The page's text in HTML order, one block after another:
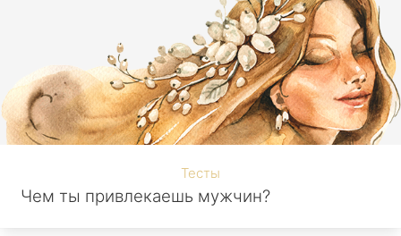
Тесты
Чем ты привлекаешь мужчин?